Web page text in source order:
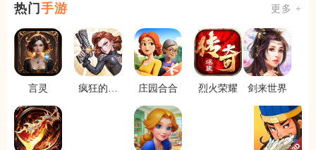
热门 手游 更多 +
言灵
疯狂的阿
庄园合合 烈火荣耀 剑来世界